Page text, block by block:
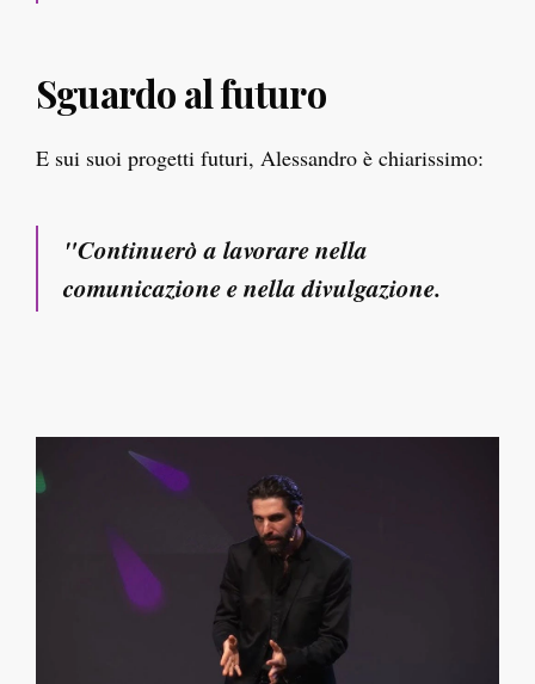
Sguardo al futuro
E sui suoi progetti futuri, Alessandro è chiarissimo:
"Continuerò a lavorare nella
comunicazione e nella divulgazione.